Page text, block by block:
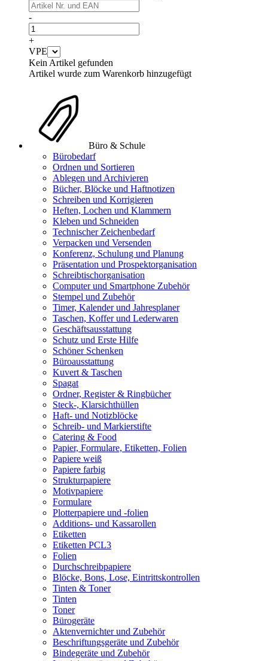
-
+
VPE
Kein Artikel gefunden
Artikel wurde zum Warenkorb hinzugefügt
Büro & Schule
Bürobedarf
Ordnen und Sortieren
Ablegen und Archivieren
Bücher, Blöcke und Haftnotizen
Schreiben und Korrigieren
Heften, Lochen und Klammern
Kleben und Schneiden
Technischer Zeichenbedarf
Verpacken und Versenden
Konferenz, Schulung und Planung
Präsentation und Prospektorganisation
Schreibtischorganisation
Computer und Smartphone Zubehör
Stempel und Zubehör
Timer, Kalender und Jahresplaner
Taschen, Koffer und Lederwaren
Geschäftsausstattung
Schutz und Erste Hilfe
Schöner Schenken
Büroausstattung
Kuvert & Taschen
Spagat
Ordner, Register & Ringbücher
Steck-, Klarsichthüllen
Haft- und Notizblöcke
Schreib- und Markierstifte
Catering & Food
Papier, Formulare, Etiketten, Folien
Papiere weiß
Papiere farbig
Strukturpapiere
Motivpapiere
Formulare
Plotterpapiere und -folien
Additions- und Kassarollen
Etiketten
Etiketten PCL3
Folien
Durchschreibpapiere
Blöcke, Bons, Lose, Eintrittskontrollen
Tinten & Toner
Tinten
Toner
Bürogeräte
Aktenvernichter und Zubehör
Beschriftungsgeräte und Zubehör
Bindegeräte und Zubehör